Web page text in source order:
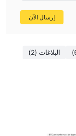
أفضل تناسبًا.
البلاغات (2)
إرسال الآن